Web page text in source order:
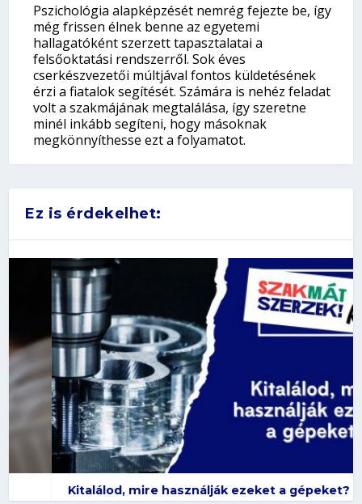
Pszichológia alapképzését nemrég fejezte be, így
még frissen élnek benne az egyetemi
hallagatóként szerzett tapasztalatai a
felsőoktatási rendszerről. Sok éves
cserkészvezetői múltjával fontos küldetésének
érzi a fiatalok segítését. Számára is nehéz feladat
volt a szakmájának megtalálása, így szeretne
minél inkább segíteni, hogy másoknak
megkönnyíthesse ezt a folyamatot.
Ez is érdekelhet:
Kitalálod, mire használják ezeket a gépeket?